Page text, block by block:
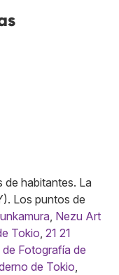
de habitantes. La
Los puntos de
Nezu Art
Tokio 21 21
Fotografía de
de Tokio